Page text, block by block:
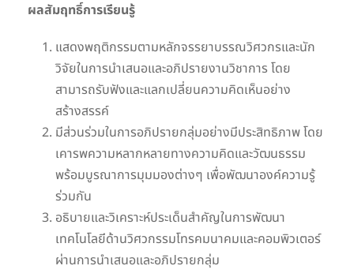
ผลสัมฤทธิ์การเรียนรู้
แสดงพฤติกรรมตามหลักจรรยาบรรณวิศวกรและนัก
วิจัยในการนำเสนอและอภิปรายงานวิชาการ โดย
สามารถรับฟังและแลกเปลี่ยนความคิดเห็นอย่าง
สร้างสรรค์
มีส่วนร่วมในการอภิปรายกลุ่มอย่างมีประสิทธิภาพ โดย
เคารพความหลากหลายทางความคิดและวัฒนธรรม
พร้อมบูรณาการมุมมองต่างๆ เพื่อพัฒนาองค์ความรู้
ร่วมกัน
อธิบายและวิเคราะห์ประเด็นสำคัญในการพัฒนา
เทคโนโลยีด้านวิศวกรรมโทรคมนาคมและคอมพิวเตอร์
ผ่านการนำเสนอและอภิปรายกลุ่ม